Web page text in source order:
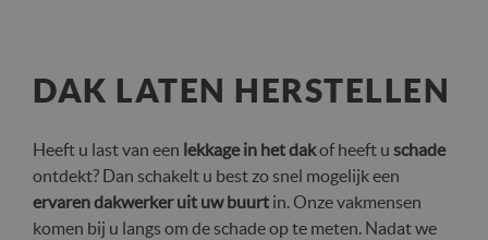
DAK LATEN HERSTELLEN
Heeft u last van een lekkage in het dakof heeft u schade
ontdekt? Dan schakelt u best zo snel mogelijk een
ervaren dakwerker uit uw buurt in. Onze vakmensen
komen bij u langs om de schade op te meten. Nadat we